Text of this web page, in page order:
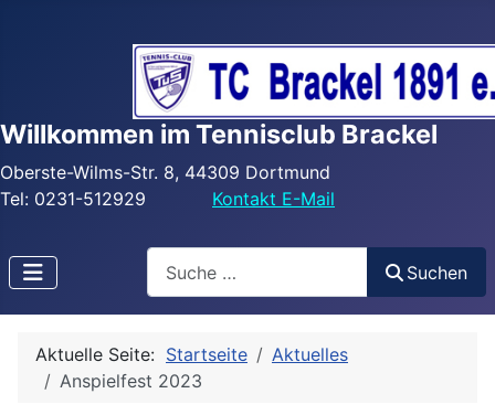
Willkommen im Tennisclub Brackel
Oberste-Wilms-Str. 8, 44309 Dortmund
Tel: 0231-512929
Kontakt E-Mail
Suchen
Aktuelle Seite: Startseite
Aktuelles
Anspielfest 2023